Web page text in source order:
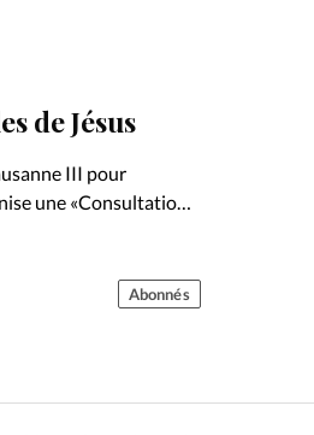
de Jésus
III pour
une «Consultation
l’Eglise
en actes et enAbonnés